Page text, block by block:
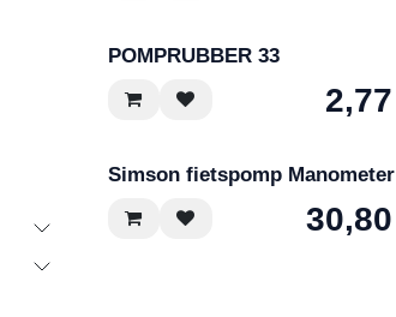
POMPRUBBER 33
2,77
Simson fietspomp Manometer
30,80